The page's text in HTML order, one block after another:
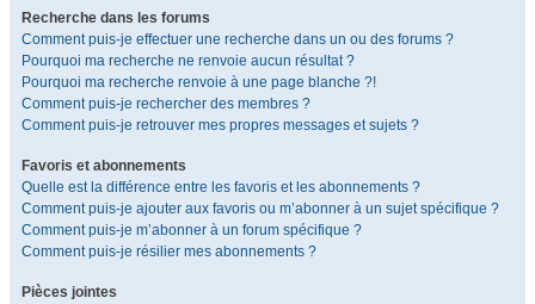
Recherche dans les forums
Comment puis-je effectuer une recherche dans un ou des forums ?
Pourquoi ma recherche ne renvoie aucun résultat ?
Pourquoi ma recherche renvoie à une page blanche ?!
Comment puis-je rechercher des membres ?
Comment puis-je retrouver mes propres messages et sujets ?
Favoris et abonnements
Quelle est la différence entre les favoris et les abonnements ?
Comment puis-je ajouter aux favoris ou m’abonner à un sujet spécifique ?
Comment puis-je m’abonner à un forum spécifique ?
Comment puis-je résilier mes abonnements ?
Pièces jointes